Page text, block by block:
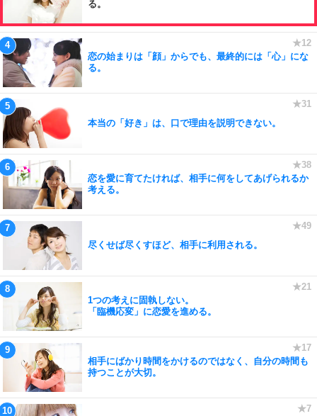
る。
恋の始まりは「顔」からでも、最終的には「心」にな
る。
本当の「好き」は、口で理由を説明できない。
恋を愛に育てたければ、相手に何をしてあげられるか
考える。
尽くせば尽くすほど、相手に利用される。
1つの考えに固執しない。
「臨機応変」に恋愛を進める。
相手にばかり時間をかけるのではなく、自分の時間も
持つことが大切。